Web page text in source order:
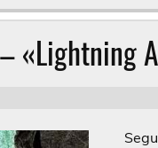
«Lightning